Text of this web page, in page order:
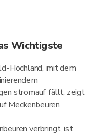
Wichtigste
Hochland, mit dem
stromauf fällt, zeigt
Meckenbeuren
verbringt, ist